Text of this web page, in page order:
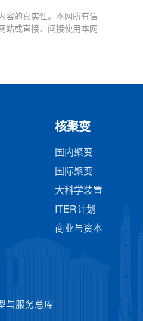
容的真实性。本网所有信
站或直接、间接使用本网
与服务总库
核聚变
国内聚变
国际聚变
大科学装置
ITER计划
商业与资本